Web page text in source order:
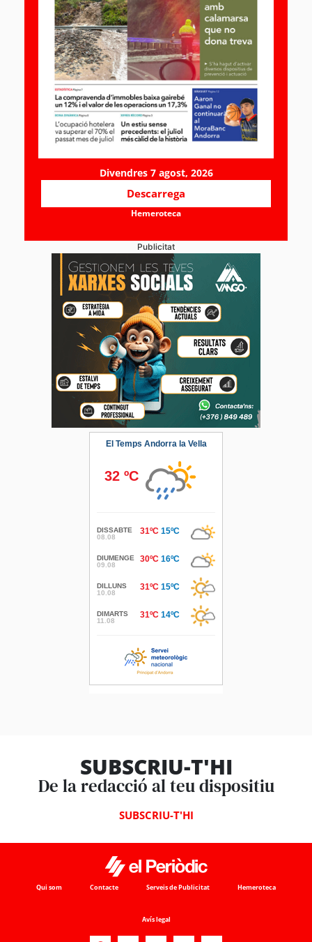
Divendres 7 agost, 2026
Descarrega
Hemeroteca
Publicitat
SUBSCRIU-T'HI
De la redacció al teu dispositiu
SUBSCRIU-T'HI
Qui som Contacte Serveis de Publicitat Hemeroteca
Avís legal